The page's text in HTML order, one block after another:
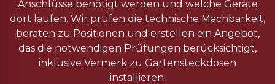
Anschlüsse benötigt werden und welche Geräte
dort laufen. Wir prüfen die technische Machbarkeit,
beraten zu Positionen und erstellen ein Angebot,
das die notwendigen Prüfungen berücksichtigt,
inklusive Vermerk zu Gartensteckdosen
installieren.